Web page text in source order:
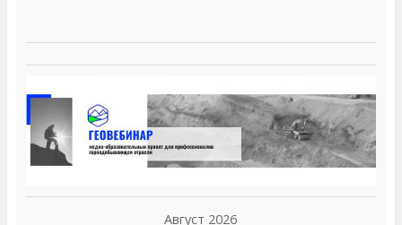
Август 2026